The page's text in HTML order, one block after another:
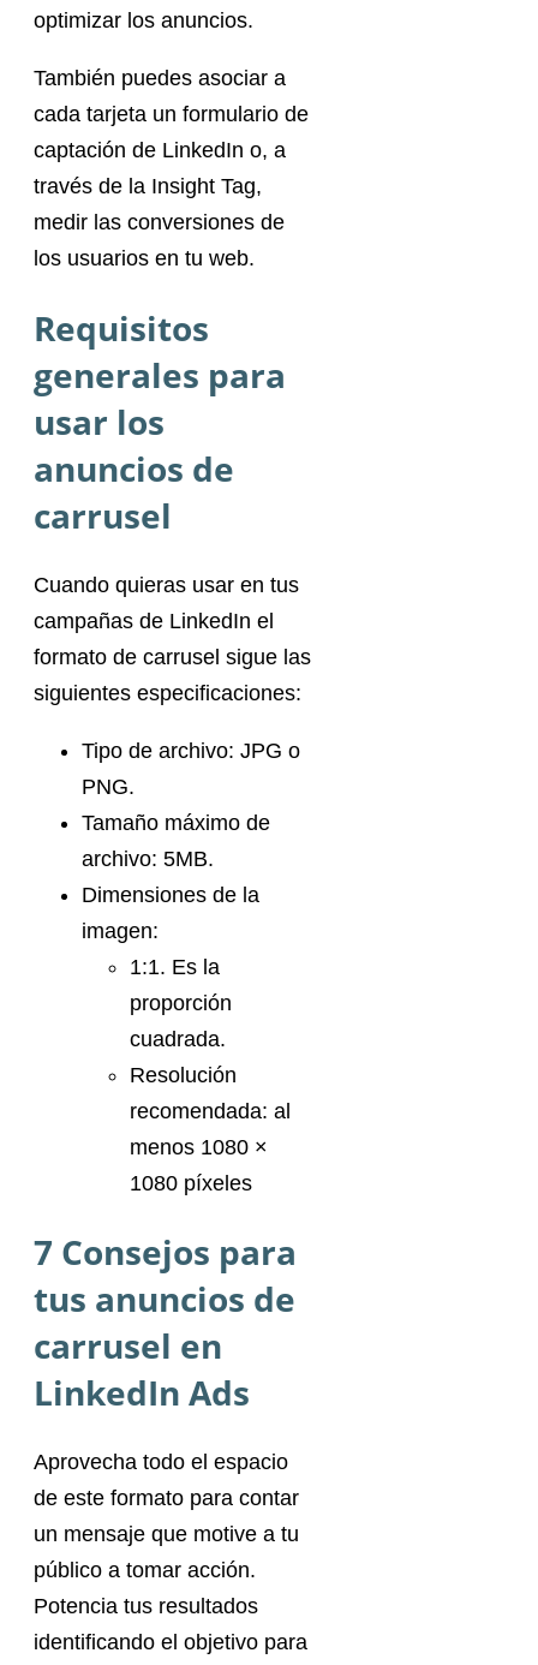
optimizar los anuncios.
También puedes asociar a
cada tarjeta un formulario de
captación de LinkedIn o, a
través de la Insight Tag,
medir las conversiones de
los usuarios en tu web.
Requisitos
generales para
usar los
anuncios de
carrusel
Cuando quieras usar en tus
campañas de LinkedIn el
formato de carrusel sigue las
siguientes especificaciones:
Tipo de archivo: JPG o
PNG.
Tamaño máximo de
archivo: 5MB.
Dimensiones de la
imagen:
1:1. Es la
proporción
cuadrada.
Resolución
recomendada: al
menos 1080 ×
1080 píxeles
7 Consejos para
tus anuncios de
carrusel en
LinkedIn Ads
Aprovecha todo el espacio
de este formato para contar
un mensaje que motive a tu
público a tomar acción.
Potencia tus resultados
identificando el objetivo para